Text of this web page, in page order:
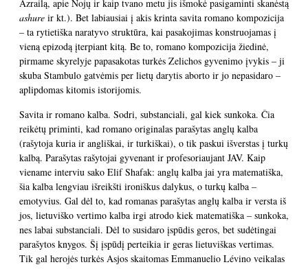
Azrailą, apie Nojų ir kaip tvano metu jis išmokė pasigaminti skanėstą
ashure ir kt.). Bet labiausiai į akis krinta savita romano kompozicija
– ta rytietiška naratyvo struktūra, kai pasakojimas konstruojamas į
vieną epizodą įterpiant kitą. Be to, romano kompozicija žiedinė,
pirmame skyrelyje papasakotas turkės Zelichos gyvenimo įvykis – ji
skuba Stambulo gatvėmis per lietų darytis aborto ir jo nepasidaro –
aplipdomas kitomis istorijomis.
Savita ir romano kalba. Sodri, substanciali, gal kiek sunkoka. Čia
reikėtų priminti, kad romano originalas parašytas anglų kalba
(rašytoja kuria ir angliškai, ir turkiškai), o tik paskui išverstas į turkų
kalbą. Parašytas rašytojai gyvenant ir profesoriaujant JAV. Kaip
viename interviu sako Elif Shafak: anglų kalba jai yra matematiška,
šia kalba lengviau išreikšti ironiškus dalykus, o turkų kalba –
emotyvius. Gal dėl to, kad romanas parašytas anglų kalba ir versta iš
jos, lietuviško vertimo kalba irgi atrodo kiek matematiška – sunkoka,
nes labai substanciali. Dėl to susidaro įspūdis geros, bet sudėtingai
parašytos knygos. Šį įspūdį perteikia ir geras lietuviškas vertimas.
Tik gal herojės turkės Asjos skaitomas Emmanuelio Lévino veikalas